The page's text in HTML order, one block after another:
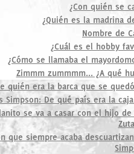
¿Con quién se
¿Quién es la madrina
Nombre de
¿Cuál es el hobby
¿Cómo se llamaba el
Zimmm zummmm... ¿A qué
quién era la barca que se
Simpson: De qué país era la
se va a casar con el hijo
que siempre acaba